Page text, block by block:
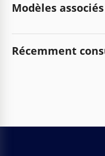
Modèles associés
Récemment